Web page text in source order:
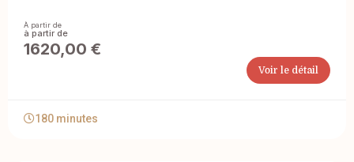
À partir de
1620,00 €
Voir le détail
180 minutes